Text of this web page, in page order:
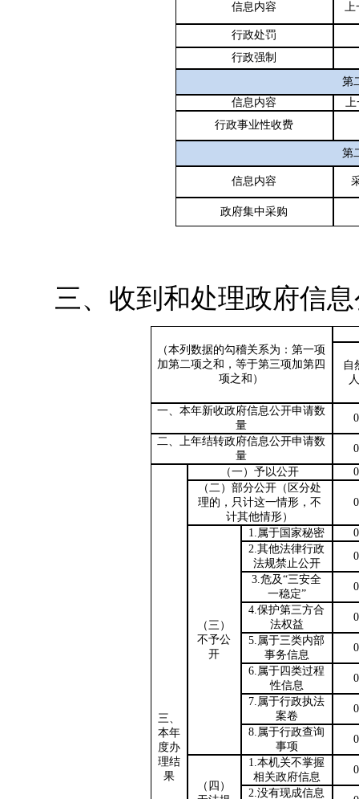
信息内容 上
行政处罚
行政强制
第
信息内容
上
行政事业性收费
第
信息内容
政府集中采购
三、收到和处理政府信
（本列数据的勾稽关系为：第一项
加第二项之和，等于第三项加第四
项之和）
自
人
一、本年新收政府信息公开申请数
量
0
二、上年结转政府信息公开申请数
量
0
三、
本年
度办
理结
果
（一）予以公开
0
（二）部分公开（区分处
理的，只计这一情形，不
计其他情形）
0
（三）
不予公
开
1.属于国家秘密
0
2.其他法律行政
法规禁止公开
0
3.危及“三安全
一稳定”
0
4.保护第三方合
法权益
0
5.属于三类内部
事务信息
0
6.属于四类过程
性信息
0
7.属于行政执法
案卷
0
8.属于行政查询
事项
0
（四）
1.本机关不掌握
相关政府信息
0
2.没有现成信息